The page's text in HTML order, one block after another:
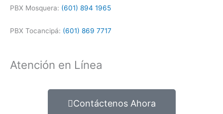
PBX Mosquera: (601) 894 1965
PBX Tocancipá: (601) 869 7717
Atención en Línea
Contáctenos Ahora